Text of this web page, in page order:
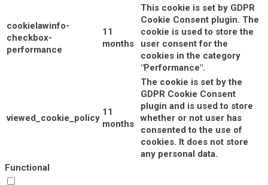
cookielawinfo-
checkbox-
performance
11
months
This cookie is set by GDPR
Cookie Consent plugin. The
cookie is used to store the
user consent for the
cookies in the category
"Performance".
viewed_cookie_policy
11
months
The cookie is set by the
GDPR Cookie Consent
plugin and is used to store
whether or not user has
consented to the use of
cookies. It does not store
any personal data.
Functional